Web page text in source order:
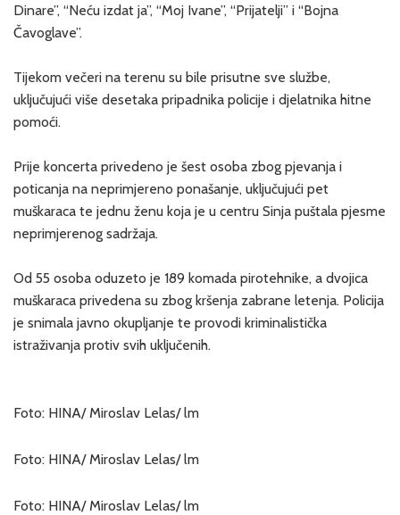
Dinare”, “Neću izdat ja”, “Moj Ivane”, “Prijatelji” i “Bojna
Čavoglave”.
Tijekom večeri na terenu su bile prisutne sve službe,
uključujući više desetaka pripadnika policije i djelatnika hitne
pomoći.
Prije koncerta privedeno je šest osoba zbog pjevanja i
poticanja na neprimjereno ponašanje, uključujući pet
muškaraca te jednu ženu koja je u centru Sinja puštala pjesme
neprimjerenog sadržaja.
Od 55 osoba oduzeto je 189 komada pirotehnike, a dvojica
muškaraca privedena su zbog kršenja zabrane letenja. Policija
je snimala javno okupljanje te provodi kriminalistička
istraživanja protiv svih uključenih.
Foto: HINA/ Miroslav Lelas/ lm
Foto: HINA/ Miroslav Lelas/ lm
Foto: HINA/ Miroslav Lelas/ lm